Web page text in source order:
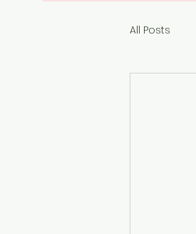
All Posts